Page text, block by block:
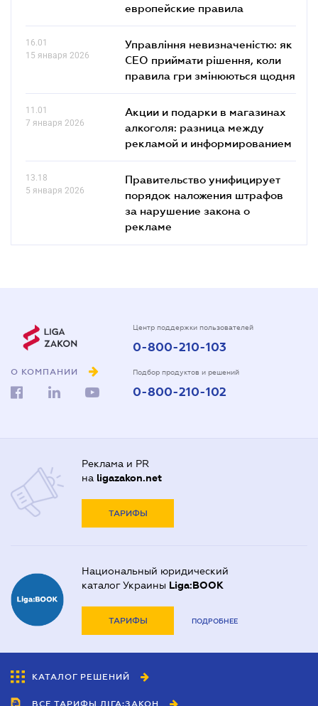
европейские правила
16.01
15 января 2026
Управління невизначеністю: як
СЕО приймати рішення, коли
правила гри змінюються щодня
11.01
7 января 2026
Акции и подарки в магазинах
алкоголя: разница между
рекламой и информированием
13.18
5 января 2026
Правительство унифицирует
порядок наложения штрафов
за нарушение закона о
рекламе
О КОМПАНИИ
Центр поддержки пользователей
0-800-210-103
Подбор продуктов и решений
0-800-210-102
Реклама и PR
на ligazakon.net
ТАРИФЫ
Национальный юридический
каталог Украины Liga:BOOK
ТАРИФЫ ПОДРОБНЕЕ
КАТАЛОГ РЕШЕНИЙ
ВСЕ ТАРИФЫ ЛІГА:ЗАКОН